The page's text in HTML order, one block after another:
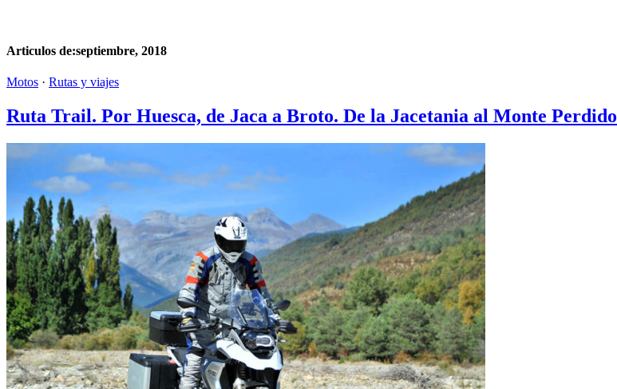
Articulos de:septiembre, 2018
Motos · Rutas y viajes
Ruta Trail. Por Huesca, de Jaca a Broto. De la Jacetania al Monte Perdido